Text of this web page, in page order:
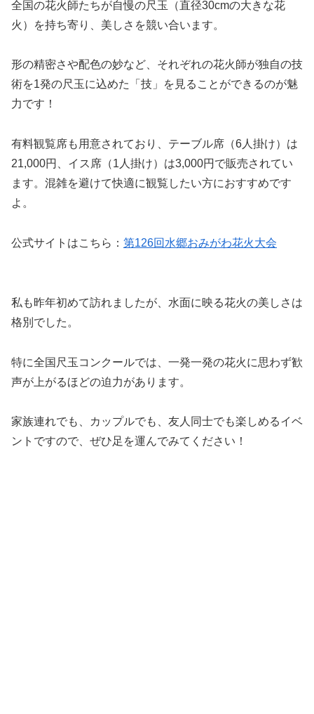
全国の花火師たちが自慢の尺玉（直径30cmの大きな花
火）を持ち寄り、美しさを競い合います。
形の精密さや配色の妙など、それぞれの花火師が独自の技
術を1発の尺玉に込めた「技」を見ることができるのが魅
力です！
有料観覧席も用意されており、テーブル席（6人掛け）は
21,000円、イス席（1人掛け）は3,000円で販売されてい
ます。混雑を避けて快適に観覧したい方におすすめです
よ。
公式サイトはこちら： 第126回水郷おみがわ花火大会
私も昨年初めて訪れましたが、水面に映る花火の美しさは
格別でした。
特に全国尺玉コンクールでは、一発一発の花火に思わず歓
声が上がるほどの迫力があります。
家族連れでも、カップルでも、友人同士でも楽しめるイベ
ントですので、ぜひ足を運んでみてください！